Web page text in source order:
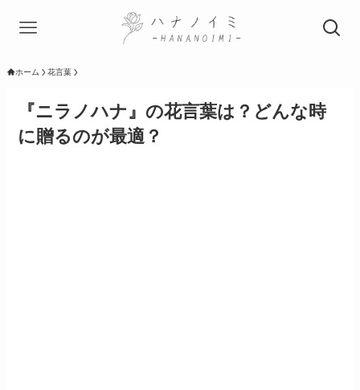
ホーム 花言葉
『ニラノハナ』の花言葉は？どんな時
に贈るのが最適？